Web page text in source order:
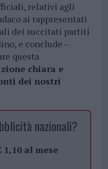
relativi agli
ai rappresentati
dei succitati partiti
e conclude –
questa
chiara e
dei nostri
nazionali?
1,10 al mese